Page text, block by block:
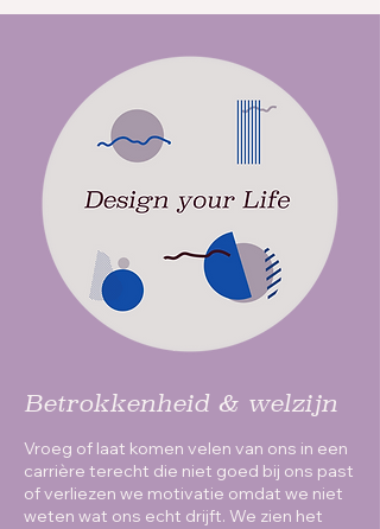
Betrokkenheid & welzijn
Vroeg of laat komen velen van ons in een
carrière terecht die niet goed bij ons past
of verliezen we motivatie omdat we niet
weten wat ons echt drijft. We zien het